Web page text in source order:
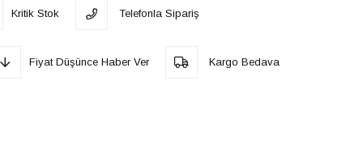
Kritik Stok Telefonla Sipariş
Fiyat Düşünce Haber Ver Kargo Bedava